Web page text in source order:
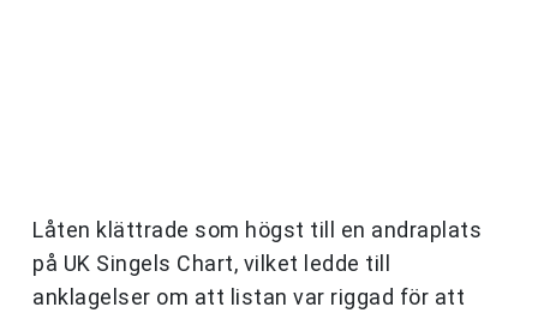
Låten klättrade som högst till en andraplats
på UK Singels Chart, vilket ledde till
anklagelser om att listan var riggad för att